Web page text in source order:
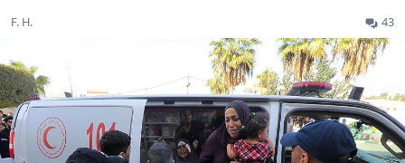
F. H. 43